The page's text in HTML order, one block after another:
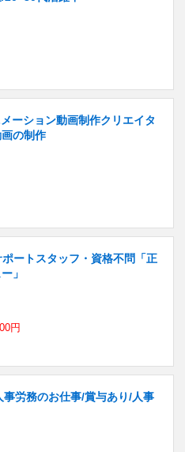
ーション動画制作クリエイタ
の制作
ポートスタッフ・資格不問「正
」
円
労務のお仕事/賞与あり/人事